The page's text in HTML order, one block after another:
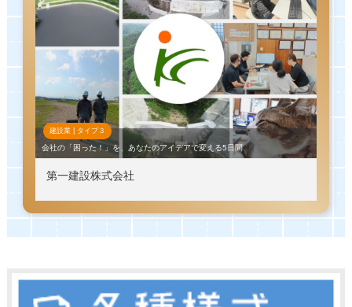
建設業 | タイプ３
会社の「困った！」を、あなたのアイデアで変える5日間
第一建設株式会社